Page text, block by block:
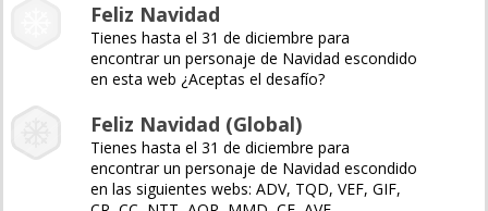
Feliz Navidad
Tienes hasta el 31 de diciembre para
encontrar un personaje de Navidad escondido
en esta web ¿Aceptas el desafío?
Feliz Navidad (Global)
Tienes hasta el 31 de diciembre para
encontrar un personaje de Navidad escondido
en las siguientes webs: ADV, TQD, VEF, GIF,